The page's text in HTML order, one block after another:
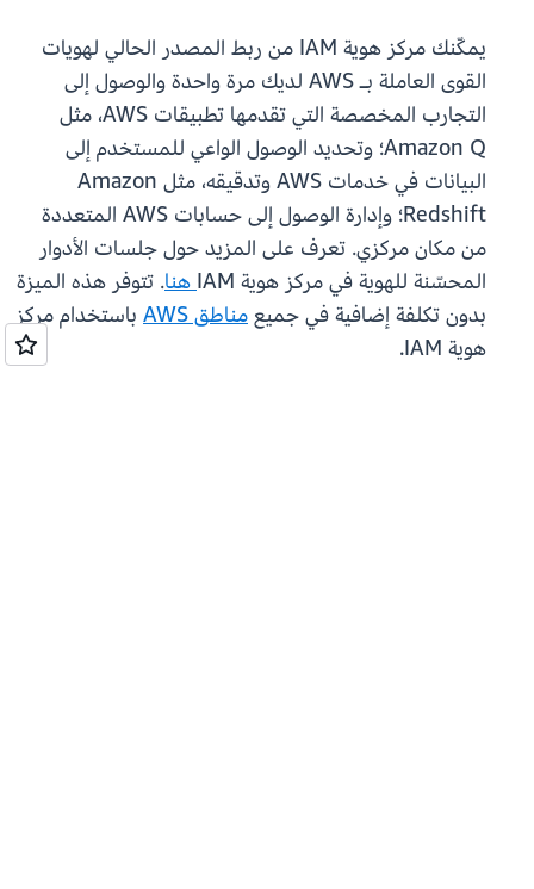
يمكّنك مركز هوية IAM من ربط المصدر الحالي لهويات
القوى العاملة بـ AWS لديك مرة واحدة والوصول إلى
التجارب المخصصة التي تقدمها تطبيقات AWS، مثل
Amazon Q؛ وتحديد الوصول الواعي للمستخدم إلى
البيانات في خدمات AWS وتدقيقه، مثل Amazon
Redshift؛ وإدارة الوصول إلى حسابات AWS المتعددة
من مكان مركزي. تعرف على المزيد حول جلسات الأدوار
المحسّنة للهوية في مركز هوية IAM
هنا. تتوفر هذه الميزة
بدون تكلفة إضافية في جميعمناطق AWS
باستخدام مركز
هوية IAM.